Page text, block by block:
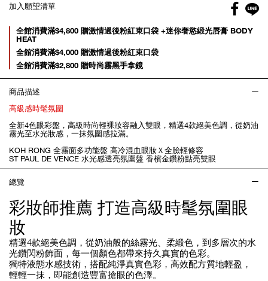
加入願望清單
Promotions
全館消費滿$4,800 贈激情過後粉紅束口袋 +迷你奢慾緞光唇膏 BODY
HEAT
全館消費滿$4,000 贈激情過後粉紅束口袋
全館消費滿$2,800 贈時尚霧黑手拿鏡
商品描述
高級感時髦氛圍
全新4色眼彩盤，高級時尚輕裸妝容融入雙眼，精選4款絕美色調，從奶油
霧光至水光妝感，一抹氛圍感拉滿。
KOH RONG 全霧面多功能盤 高冷混血眼妝Ｘ全臉輕修容
ST PAUL DE VENCE 水光感透亮氛圍盤 香檳金鑽粉點亮雙眼
總覽
彩妝師推薦 打造高級時髦氛圍眼
妝
精選4款絕美色調，從奶油般的絲霧光、柔緞色，到多層次的水
光鑽閃粉飾面，每一個顏色都帶來持久真實的色彩。
獨特液態水感技術，搭配純淨真實色彩，高效配方質地輕盈，
輕輕一抹，即能創造豐富搶眼的色澤。